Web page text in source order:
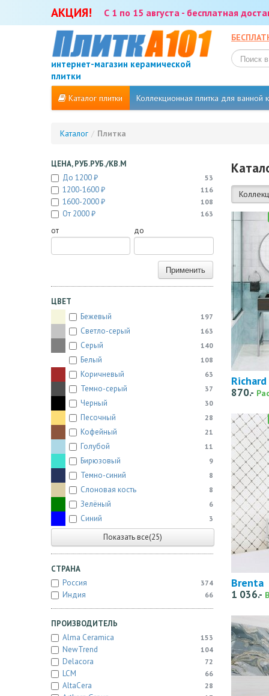
АКЦИЯ! С 1 по 15 августа - бесплатная
интернет-магазин керамической
плитки
Каталог плитки Коллекционная плитка для ванной
Каталог / Плитка
ЦЕНА, РУБ.РУБ./КВ.М
До 1200 ₽
53
1200-1600 ₽ 116
1600-2000 ₽ 108
От 2000 ₽ 163
от до
Применить
ЦВЕТ
Бежевый
197
Светло-серый 163
Серый 140
Белый 108
Коричневый 63
Темно-серый 37
Черный 30
Песочный 28
Кофейный 21
Голубой 11
Бирюзовый 9
Темно-синий 8
Слоновая кость 8
Зелёный 6
Синий 3
Показать все(25)
СТРАНА
Россия
374
Индия 66
ПРОИЗВОДИТЕЛЬ
Alma Ceramica
153
NewTrend 104
Delacora 72
LCM 66
AltaCera 28
Richard
870.-
Brenta
1 036.-